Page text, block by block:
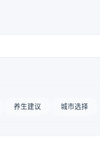
养生建议 城市选择